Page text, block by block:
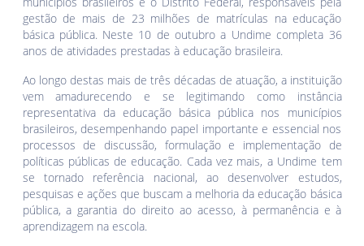
gestão de mais de 23 milhões de matrículas na educação
básica pública. Neste 10 de outubro a Undime completa 36
anos de atividades prestadas à educação brasileira.
Ao longo destas mais de três décadas de atuação, a instituição
vem amadurecendo e se legitimando como instância
representativa da educação básica pública nos municípios
brasileiros, desempenhando papel importante e essencial nos
processos de discussão, formulação e implementação de
políticas públicas de educação. Cada vez mais, a Undime tem
se tornado referência nacional, ao desenvolver estudos,
pesquisas e ações que buscam a melhoria da educação básica
pública, a garantia do direito ao acesso, à permanência e à
aprendizagem na escola.